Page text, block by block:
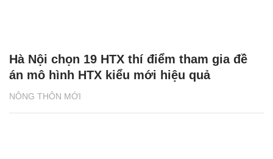
NÔNG THÔN MỚI
Hà Nội chọn 19 HTX thí điểm tham gia đề
án mô hình HTX kiểu mới hiệu quả